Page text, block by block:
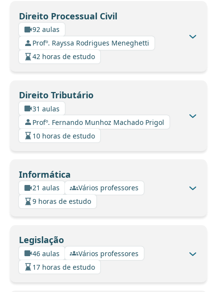
Direito Processual Civil
92 aulas
Profº. Rayssa Rodrigues Meneghetti
42 horas de estudo
Direito Tributário
31 aulas
Profº. Fernando Munhoz Machado Prigol
10 horas de estudo
Informática
21 aulas
Vários professores
9 horas de estudo
Legislação
46 aulas
Vários professores
17 horas de estudo